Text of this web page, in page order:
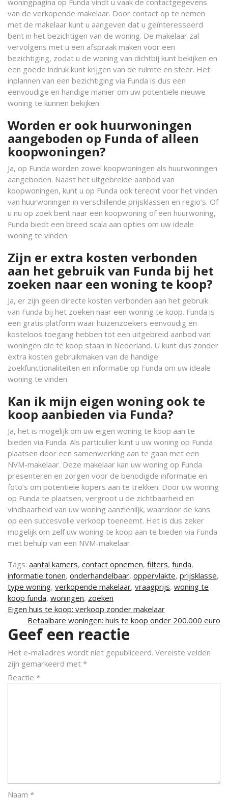
woningpagina op Funda vindt u vaak de contactgegevens
van de verkopende makelaar. Door contact op te nemen
met de makelaar kunt u aangeven dat u geïnteresseerd
bent in het bezichtigen van de woning. De makelaar zal
vervolgens met u een afspraak maken voor een
bezichtiging, zodat u de woning van dichtbij kunt bekijken en
een goede indruk kunt krijgen van de ruimte en sfeer. Het
inplannen van een bezichtiging via Funda is dus een
eenvoudige en handige manier om uw potentiële nieuwe
woning te kunnen bekijken.
Worden er ook huurwoningen
aangeboden op Funda of alleen
koopwoningen?
Ja, op Funda worden zowel koopwoningen als huurwoningen
aangeboden. Naast het uitgebreide aanbod van
koopwoningen, kunt u op Funda ook terecht voor het vinden
van huurwoningen in verschillende prijsklassen en regio’s. Of
u nu op zoek bent naar een koopwoning of een huurwoning,
Funda biedt een breed scala aan opties om uw ideale
woning te vinden.
Zijn er extra kosten verbonden
aan het gebruik van Funda bij het
zoeken naar een woning te koop?
Ja, er zijn geen directe kosten verbonden aan het gebruik
van Funda bij het zoeken naar een woning te koop. Funda is
een gratis platform waar huizenzoekers eenvoudig en
kosteloos toegang hebben tot een uitgebreid aanbod van
woningen die te koop staan in Nederland. U kunt dus zonder
extra kosten gebruikmaken van de handige
zoekfunctionaliteiten en informatie op Funda om uw ideale
woning te vinden.
Kan ik mijn eigen woning ook te
koop aanbieden via Funda?
Ja, het is mogelijk om uw eigen woning te koop aan te
bieden via Funda. Als particulier kunt u uw woning op Funda
plaatsen door een samenwerking aan te gaan met een
NVM-makelaar. Deze makelaar kan uw woning op Funda
presenteren en zorgen voor de benodigde informatie en
foto’s om potentiële kopers aan te trekken. Door uw woning
op Funda te plaatsen, vergroot u de zichtbaarheid en
vindbaarheid van uw woning aanzienlijk, waardoor de kans
op een succesvolle verkoop toeneemt. Het is dus zeker
mogelijk om zelf uw woning te koop aan te bieden via Funda
met behulp van een NVM-makelaar.
Tags: aantal kamers, contact opnemen, filters, funda,
informatie tonen, onderhandelbaar, oppervlakte, prijsklasse,
type woning, verkopende makelaar, vraagprijs, woning te
koop funda, woningen, zoeken
Berichtnavigatie
Eigen huis te koop: verkoop zonder makelaar
Betaalbare woningen: huis te koop onder 200.000 euro
Geef een reactie
Het e-mailadres wordt niet gepubliceerd. Vereiste velden
zijn gemarkeerd met *
Reactie *
Naam *